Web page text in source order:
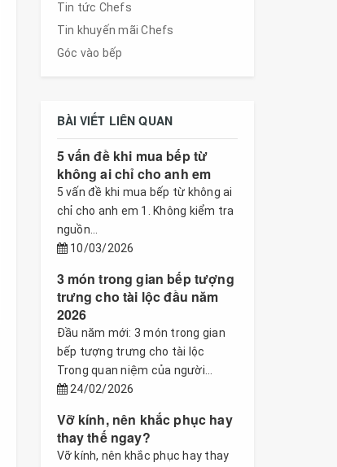
Tin tức Chefs
Tin khuyến mãi Chefs
Góc vào bếp
BÀI VIẾT LIÊN QUAN
5 vấn đề khi mua bếp từ
không ai chỉ cho anh em
5 vấn đề khi mua bếp từ không ai
chỉ cho anh em 1. Không kiểm tra
nguồn...
10/03/2026
3 món trong gian bếp tượng
trưng cho tài lộc đầu năm
2026
Đầu năm mới: 3 món trong gian
bếp tượng trưng cho tài lộc
Trong quan niệm của người...
24/02/2026
Vỡ kính, nên khắc phục hay
thay thế ngay?
Vỡ kính, nên khắc phục hay thay